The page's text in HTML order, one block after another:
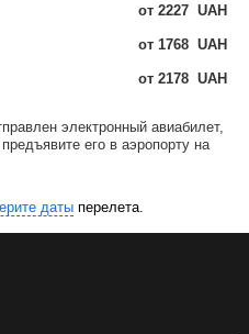
от 2227 UAH
от 1768 UAH
от 2178 UAH
электронный авиабилет,
его в аэропорту на
даты перелета.